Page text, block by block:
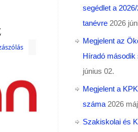
segédlet a
tanévre 2026
Megjelent az
Híradó második
június 02.
Megjelent a
száma 2026
Szakiskolai és